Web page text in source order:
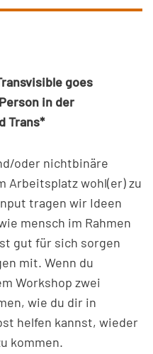
goes
in der
Trans*
oder nichtbinäre
Arbeitsplatz wohl(er) zu
tragen wir Ideen
mensch im Rahmen
gut für sich sorgen
mit. Wenn du
Workshop zwei
wie du dir in
helfen kannst, wieder
kommen.